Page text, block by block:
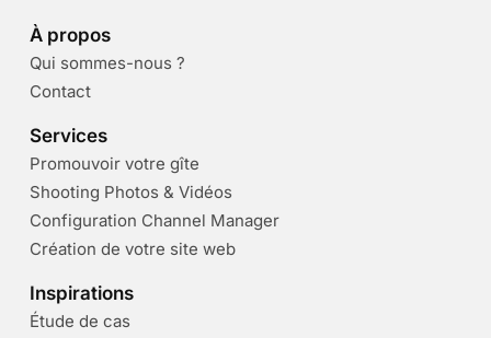
À propos
Qui sommes-nous ?
Contact
Services
Promouvoir votre gîte
Shooting Photos & Vidéos
Configuration Channel Manager
Création de votre site web
Inspirations
Étude de cas